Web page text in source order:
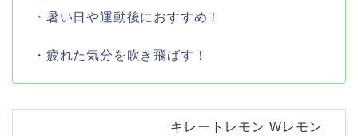
・暑い日や運動後におすすめ！
・疲れた気分を吹き飛ばす！
キレートレモン Wレモン